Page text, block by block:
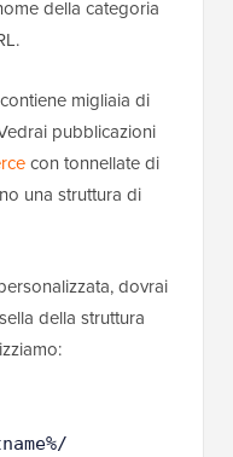
della categoria
migliaia di
pubblicazioni
con tonnellate di
una struttura di
dovrai
della struttura